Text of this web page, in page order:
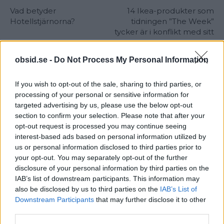
obsid.se - Do Not Process My Personal Information
If you wish to opt-out of the sale, sharing to third parties, or
processing of your personal or sensitive information for
targeted advertising by us, please use the below opt-out
section to confirm your selection. Please note that after your
opt-out request is processed you may continue seeing
interest-based ads based on personal information utilized by
us or personal information disclosed to third parties prior to
your opt-out. You may separately opt-out of the further
disclosure of your personal information by third parties on the
IAB’s list of downstream participants. This information may
also be disclosed by us to third parties on the IAB’s List of
Downstream Participants that may further disclose it to other
Vad betyder
Hotellstjärnorna?
14 Ikea-produkter som
tidningen ”The Week”
tycker är i konflikt med sitt
namn
Sebastian
Allt från personlig utveckling till sköna sneakers är intressant!
Kvalitetstid för mig är en kall, ljus, amerikansk öl i solen på en
uteservering, gärna "i goda vänners lag" om man nu skall
slänga in något klyschigt också.